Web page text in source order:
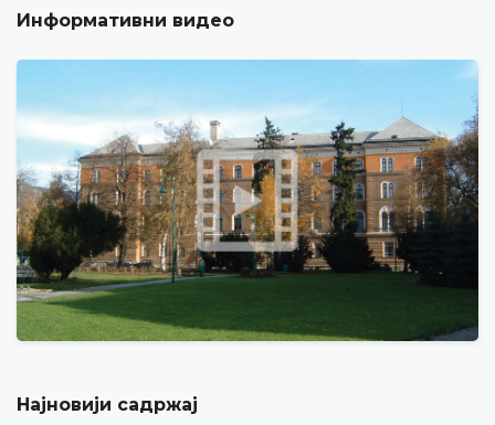
Информативни видео
Најновији садржај